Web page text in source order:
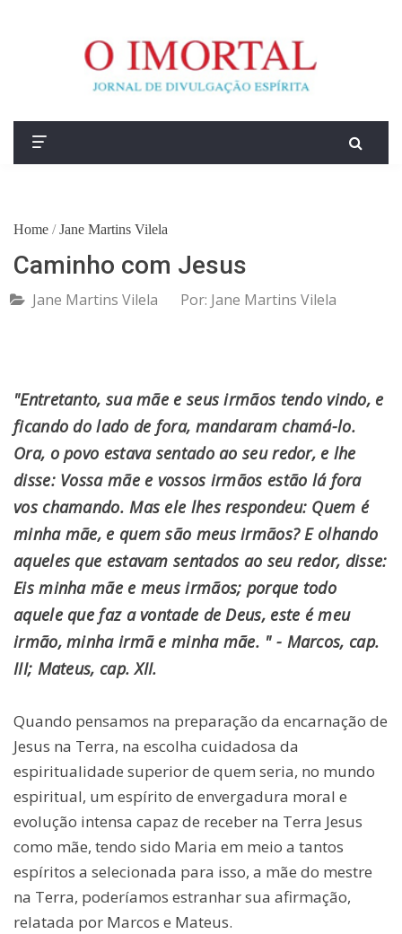
Home / Jane Martins Vilela
Caminho com Jesus
Jane Martins Vilela Por: Jane Martins Vilela
"Entretanto, sua mãe e seus irmãos tendo vindo, e
ficando do lado de fora, mandaram chamá-lo.
Ora, o povo estava sentado ao seu redor, e lhe
disse: Vossa mãe e vossos irmãos estão lá fora
vos chamando. Mas ele lhes respondeu: Quem é
minha mãe, e quem são meus irmãos? E olhando
aqueles que estavam sentados ao seu redor, disse:
Eis minha mãe e meus irmãos; porque todo
aquele que faz a vontade de Deus, este é meu
irmão, minha irmã e minha mãe. " - Marcos, cap.
III; Mateus, cap. XII.
Quando pensamos na preparação da encarnação de
Jesus na Terra, na escolha cuidadosa da
espiritualidade superior de quem seria, no mundo
espiritual, um espírito de envergadura moral e
evolução intensa capaz de receber na Terra Jesus
como mãe, tendo sido Maria em meio a tantos
espíritos a selecionada para isso, a mãe do mestre
na Terra, poderíamos estranhar sua afirmação,
relatada por Marcos e Mateus.